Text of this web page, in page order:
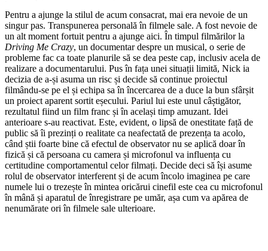
Pentru a ajunge la stilul de acum consacrat, mai era nevoie de un
singur pas. Transpunerea personală în filmele sale. A fost nevoie de
un alt moment fortuit pentru a ajunge aici. În timpul filmărilor la
Driving Me Crazy, un documentar despre un musical, o serie de
probleme fac ca toate planurile să se dea peste cap, inclusiv acela de
realizare a documentarului. Pus în fața unei situații limită, Nick ia
decizia de a-și asuma un risc și decide să continue proiectul
filmându-se pe el și echipa sa în încercarea de a duce la bun sfârșit
un proiect aparent sortit eșecului. Pariul lui este unul câștigător,
rezultatul fiind un film franc și în același timp amuzant. Idei
anterioare s-au reactivat. Este, evident, o lipsă de onestitate față de
public să îi prezinți o realitate ca neafectată de prezența ta acolo,
când știi foarte bine că efectul de observator nu se aplică doar în
fizică și că persoana cu camera și microfonul va influența cu
certitudine comportamentul celor filmați. Decide deci să își asume
rolul de observator interferent și de acum încolo imaginea pe care
numele lui o trezește în mintea oricărui cinefil este cea cu microfonul
în mână și aparatul de înregistrare pe umăr, așa cum va apărea de
nenumărate ori în filmele sale ulterioare.